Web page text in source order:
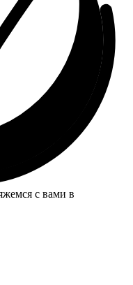
с вами в